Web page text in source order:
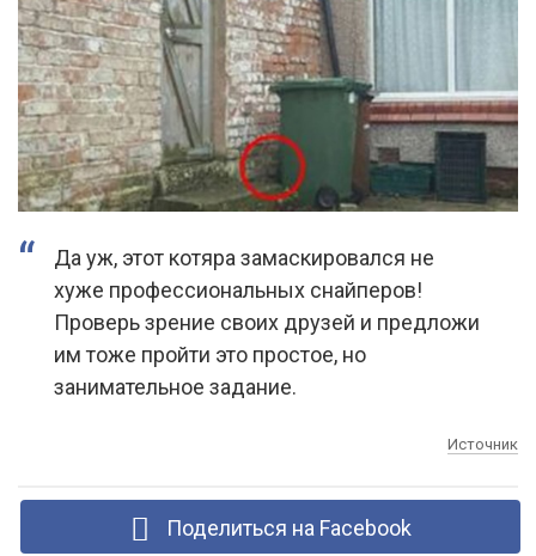
Да уж, этот котяра замаскировался не
хуже профессиональных снайперов!
Проверь зрение своих друзей и предложи
им тоже пройти это простое, но
занимательное задание.
Источник
Поделиться на Facebook